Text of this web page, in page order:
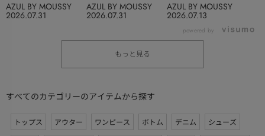
2026.07.31
AZUL BY MOUSSY
2026.07.31
AZUL BY MOUSSY
2026.07.13
AZUL BY MOUSSY
powered by
もっと見る
すべてのカテゴリーのアイテムから探す
トップス アウター ワンピース ボトム デニム
シューズ